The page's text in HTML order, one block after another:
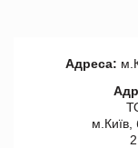
Адреса:
м.Київ,